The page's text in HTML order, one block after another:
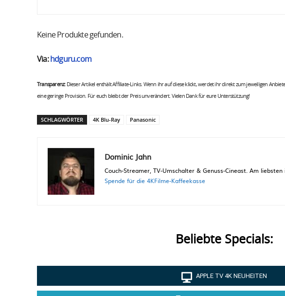
Keine Produkte gefunden.
Via: hdguru.com
Transparenz:Dieser Artikel enthält Affiliate-Links. Wenn ihr auf diese klickt, werdet ihr direkt zum jeweiligen
eine geringe Provision. Für euch bleibt der Preis unverändert. Vielen Dank für eure Unterstützung!
SCHLAGWÖRTER 4K Blu-Ray Panasonic
Dominic Jahn
Couch-Streamer, TV-Umschalter & Genuss-Cineast. Am
Spende für die 4KFilme-Kaffeekasse
Beliebte Specials:
APPLE TV 4K NEUHEITEN